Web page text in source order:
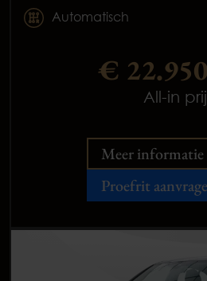
Automatisch
€ 22.950
All-in
Meer informatie
Proefrit